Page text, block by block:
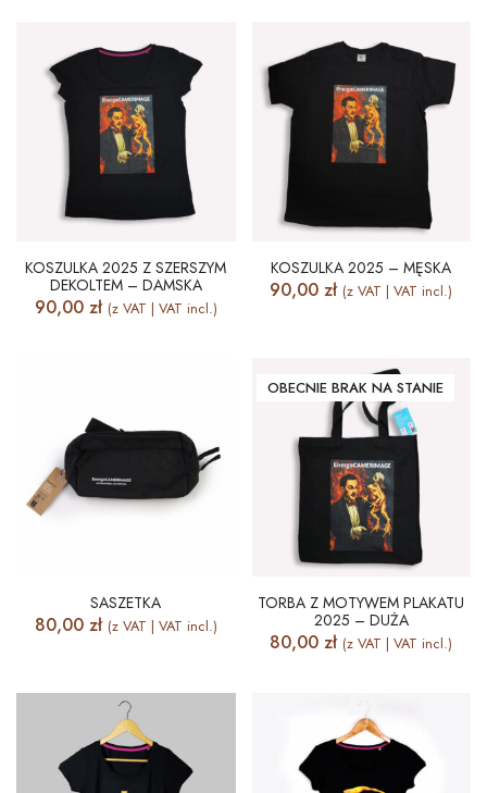
KOSZULKA 2025 Z SZERSZYM
DEKOLTEM – DAMSKA
90,00 zł (z VAT | VAT incl.)
KOSZULKA 2025 – MĘSKA
90,00zł (z VAT | VAT incl.)
SASZETKA
80,00 zł (z VAT | VAT incl.)
OBECNIE BRAK NA STANIE
TORBA Z MOTYWEM PLAKATU
2025 – DUŻA
80,00zł (z VAT | VAT incl.)